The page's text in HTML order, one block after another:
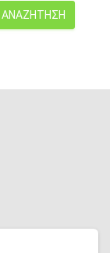
ΑΝΑΖΉΤΗΣΗ